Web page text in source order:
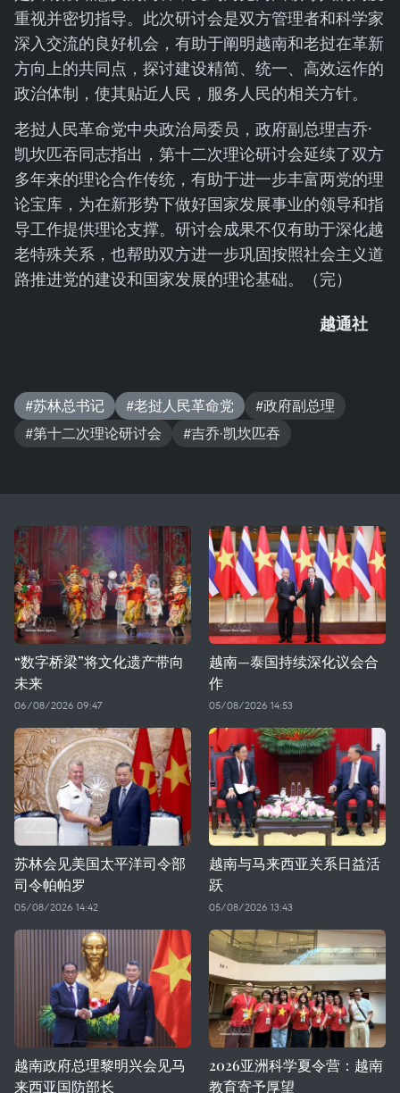
重视并密切指导。此次研讨会是双方管理者和科学家
深入交流的良好机会，有助于阐明越南和老挝在革新
方向上的共同点，探讨建设精简、统一、高效运作的
政治体制，使其贴近人民，服务人民的相关方针。
老挝人民革命党中央政治局委员，政府副总理吉乔·
凯坎匹吞同志指出，第十二次理论研讨会延续了双方
多年来的理论合作传统，有助于进一步丰富两党的理
论宝库，为在新形势下做好国家发展事业的领导和指
导工作提供理论支撑。研讨会成果不仅有助于深化越
老特殊关系，也帮助双方进一步巩固按照社会主义道
路推进党的建设和国家发展的理论基础。（完）
越通社
#苏林总书记 #老挝人民革命党
#政府副总理
#第十二次理论研讨会
#吉乔·凯坎匹吞
“数字桥梁”将文化遗产带向
未来
06/08/2026 09:47
越南—泰国持续深化议会合
作
05/08/2026 14:53
苏林会见美国太平洋司令部
司令帕帕罗
05/08/2026 14:42
越南与马来西亚关系日益活
跃
05/08/2026 13:43
越南政府总理黎明兴会见马
来西亚国防部长
2026亚洲科学夏令营：越南
教育寄予厚望